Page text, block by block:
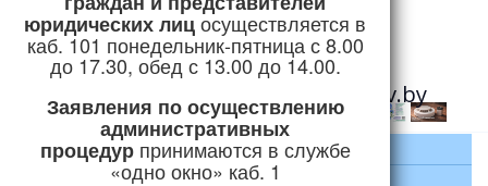
юридических лицосуществляется в
каб. 101 понедельник-пятница с 8.00
до 17.30, обед с 13.00 до 14.00.
Заявления по осуществлению
административных
процедурпринимаются в службе
«одно окно» каб. 1
Горячая линия:
+375 (1774) 5-24-04
priemnaya@logoysk.gov.by
Главная